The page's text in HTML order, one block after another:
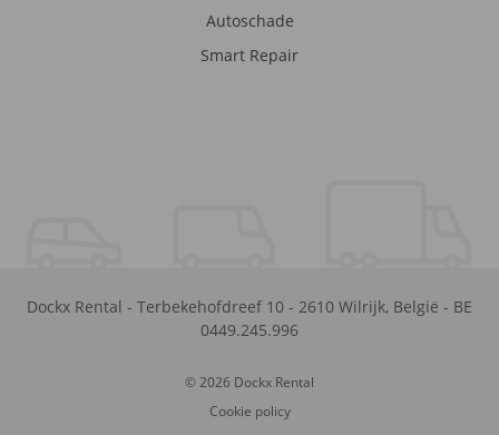
Autoschade
Smart Repair
Dockx Rental - Terbekehofdreef 10 - 2610 Wilrijk, België - BE
0449.245.996
© 2026 Dockx Rental
Cookie policy